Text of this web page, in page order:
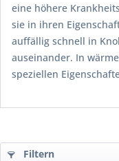
eine höhere
sie in ihren
auffällig schnell in
auseinander. In
speziellen
Filtern